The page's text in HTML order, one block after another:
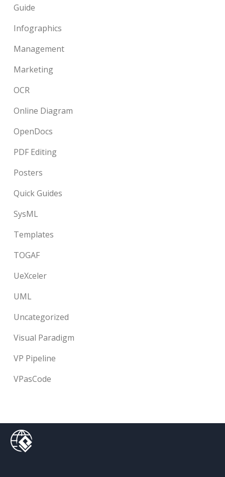
Guide
Infographics
Management
Marketing
OCR
Online Diagram
OpenDocs
PDF Editing
Posters
Quick Guides
SysML
Templates
TOGAF
UeXceler
UML
Uncategorized
Visual Paradigm
VP Pipeline
VPasCode